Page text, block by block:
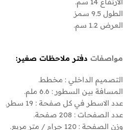
الطول 9.5 سمز
العرض 1.2 سم.
مواصفات دفتر ملاحظات صغير:
التصميم الداخلي : مخطط.
المسافة بين السطور : 6.6 ملم.
عدد الاسطر في كل صفحة : 19 سطر.
عدد الصفحات : 208 صفحة.
وزن الصفحة : 120 جرام / متر مربع.